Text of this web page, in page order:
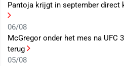
Pantoja krijgt in september direct
06/08
McGregor onder het mes na UFC
terug
05/08